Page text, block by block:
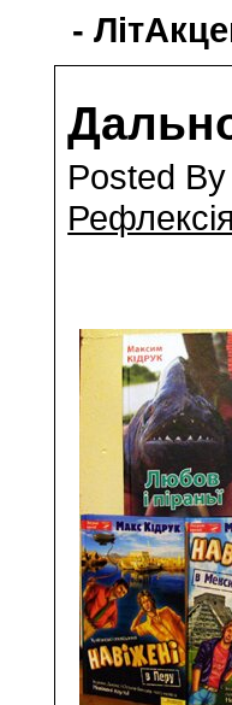
-
Posted By
Рефлексія